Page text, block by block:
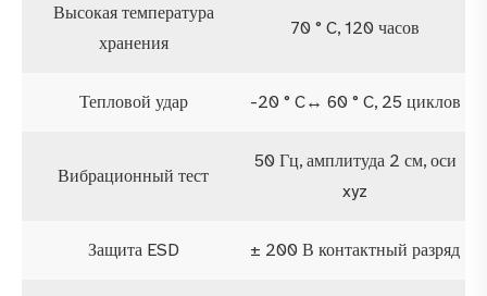
Высокая температура
хранения
70 ° C, 120 часов
Тепловой удар -20 ° C↔ 60 ° C, 25 циклов
Вибрационный тест
50 Гц, амплитуда 2 см, оси
xyz
Защита ESD ± 200 В контактный разряд